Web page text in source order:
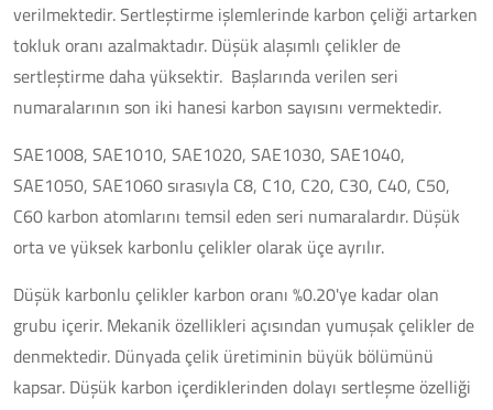
verilmektedir. Sertleştirme işlemlerinde karbon çeliği artarken
tokluk oranı azalmaktadır. Düşük alaşımlı çelikler de
sertleştirme daha yüksektir. Başlarında verilen seri
numaralarının son iki hanesi karbon sayısını vermektedir.
SAE1008, SAE1010, SAE1020, SAE1030, SAE1040,
SAE1050, SAE1060 sırasıyla C8, C10, C20, C30, C40, C50,
C60 karbon atomlarını temsil eden seri numaralardır. Düşük
orta ve yüksek karbonlu çelikler olarak üçe ayrılır.
Düşük karbonlu çelikler karbon oranı %0.20'ye kadar olan
grubu içerir. Mekanik özellikleri açısından yumuşak çelikler de
denmektedir. Dünyada çelik üretiminin büyük bölümünü
kapsar. Düşük karbon içerdiklerinden dolayı sertleşme özelliği